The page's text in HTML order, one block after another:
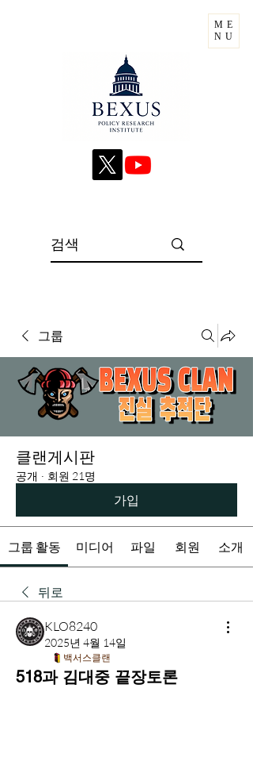
ME
NU
그룹
클랜게시판
공개 · 회원 21명
가입
그룹 활동 미디어 파일 회원 소개
뒤로
KLO8240
2025년 4월 14일
백서스클랜
518과 김대중 끝장토론